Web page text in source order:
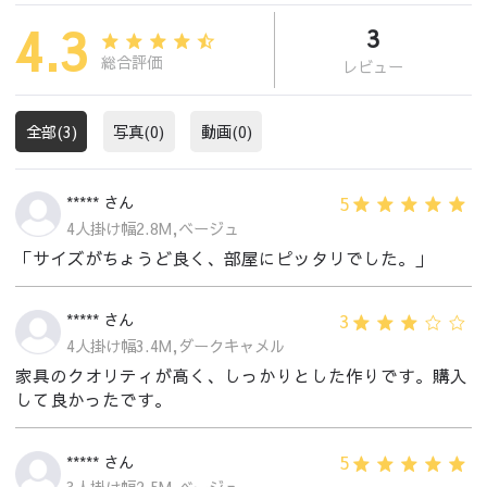
4.3 総合評価
3
レビュー
全部(3) 写真(0) 動画(0)
***** さん 5
4人掛け幅2.8M,ベージュ
「サイズがちょうど良く、部屋にピッタリでした。」
***** さん 3
4人掛け幅3.4M,ダークキャメル
家具のクオリティが高く、しっかりとした作りです。購入
して良かったです。
***** さん 5